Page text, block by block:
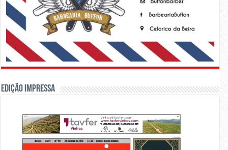
Edição Impressa